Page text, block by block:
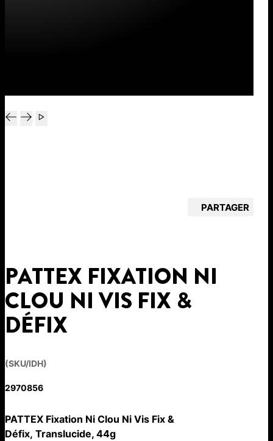
PARTAGER
PATTEX FIXATION NI
CLOU NI VIS FIX &
DÉFIX
(SKU/IDH)
2970856
PATTEX Fixation Ni Clou Ni Vis Fix &
Défix, Translucide, 44g